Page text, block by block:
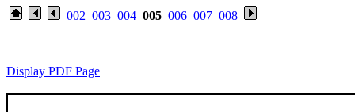
002 003 004 005 006 007 008
Display PDF Page